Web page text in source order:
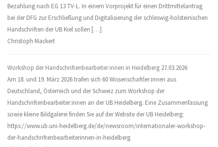
Bezahlung nach EG 13 TV-L. In einem Vorprojekt für einen Drittmittelantrag
bei der DFG zur Erschließung und Digitalisierung der schleswig-holsteinischen
Handschriften der UB Kiel sollen […]
Christoph Mackert
Workshop der Handschriftenbearbeiter:innen in Heidelberg 27.03.2026
Am 18. und 19. März 2026 trafen sich 60 Wissenschaftler:innen aus
Deutschland, Österreich und der Schweiz zum Workshop der
Handschriftenbearbeiter:innen an der UB Heidelberg. Eine Zusammenfassung
sowie kleine Bildgalerei finden Sie auf der Website der UB Heidelberg:
https://www.ub.uni-heidelberg.de/de/newsroom/internationaler-workshop-
der-handschriftenbearbeiterinnen-in-heidelberg